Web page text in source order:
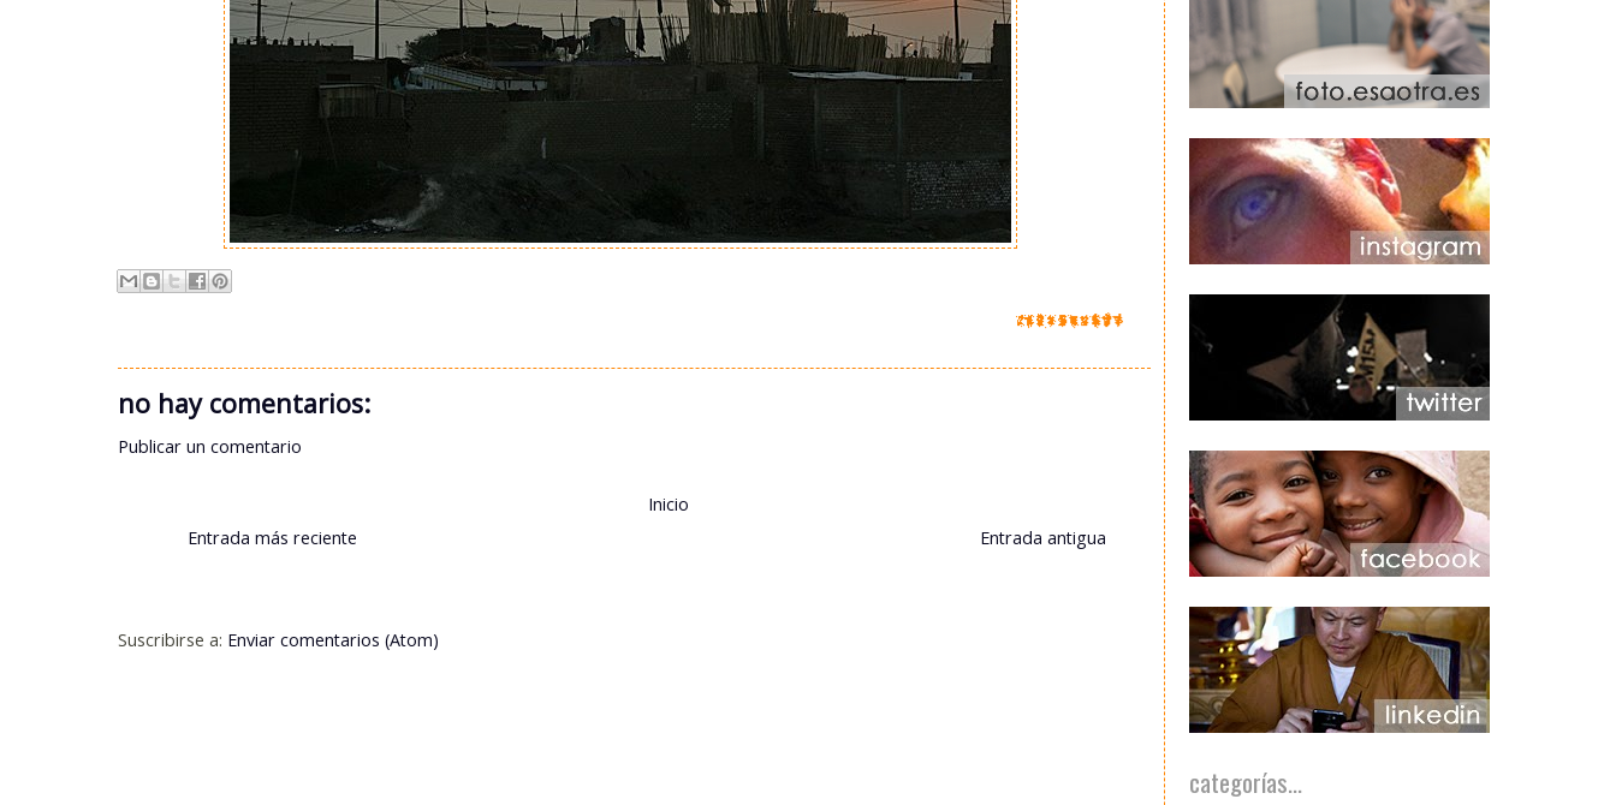
no hay comentarios:
Publicar un comentario
Entrada más reciente Entrada antigua
Inicio
Suscribirse a: Enviar comentarios (Atom)
categorías...